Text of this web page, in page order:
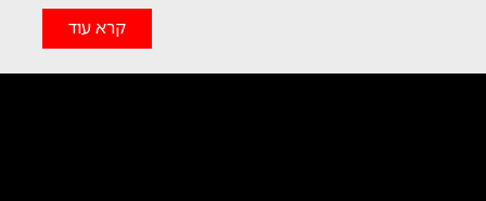
קרא עוד